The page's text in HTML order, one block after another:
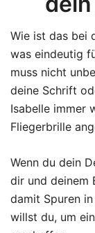
Wie ist das bei
was eindeutig
muss nicht
deine Schrift
Isabelle immer
Fliegerbrille
Wenn du dein
dir und deinem
damit Spuren
willst du, um